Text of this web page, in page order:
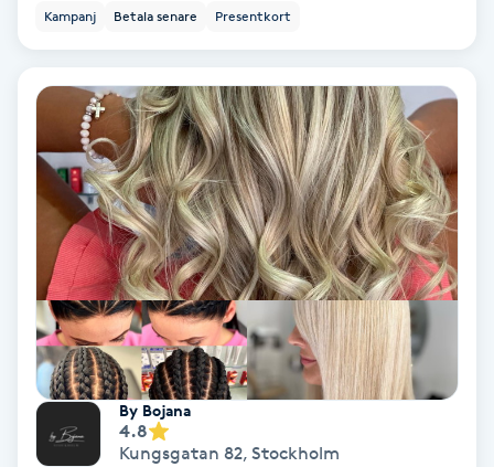
Brynfärgning
Brynplockning
Bröllopsuppsättning
Celluliter
Coachning
Kampanj Betala senare Presentkort
By Bojana
4.8
Kungsgatan 82, Stockholm